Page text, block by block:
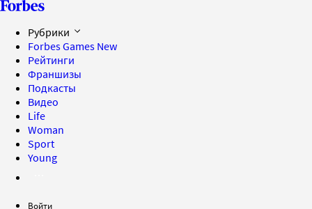
Рубрики
Forbes Games New
Рейтинги
Франшизы
Подкасты
Видео
Life
Woman
Sport
Young
Войти